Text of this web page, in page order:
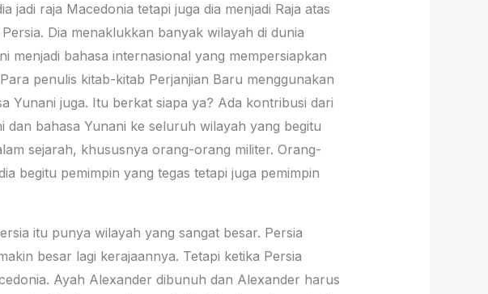
jadi raja Macedonia tetapi juga dia menjadi Raja atas
Dia menaklukkan banyak wilayah di dunia
menjadi bahasa internasional yang mempersiapkan
penulis kitab-kitab Perjanjian Baru menggunakan
Yunani juga. Itu berkat siapa ya? Ada kontribusi dari
bahasa Yunani ke seluruh wilayah yang begitu
sejarah, khususnya orang-orang militer. Orang-
begitu pemimpin yang tegas tetapi juga pemimpin
itu punya wilayah yang sangat besar. Persia
besar lagi kerajaannya. Tetapi ketika Persia
Ayah Alexander dibunuh dan Alexander harus